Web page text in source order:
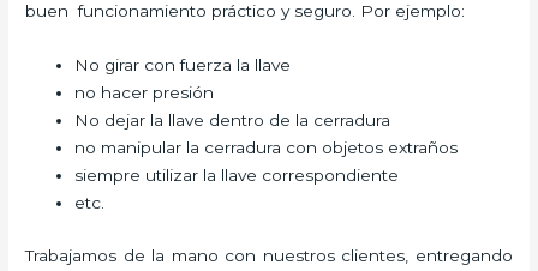
buen funcionamiento práctico y seguro. Por ejemplo:
No girar con fuerza la llave
no hacer presión
No dejar la llave dentro de la cerradura
no manipular la cerradura con objetos extraños
siempre utilizar la llave correspondiente
etc.
Trabajamos de la mano con nuestros clientes, entregando